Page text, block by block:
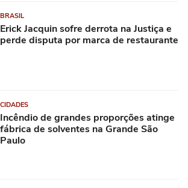
BRASIL
Erick Jacquin sofre derrota na Justiça e
perde disputa por marca de restaurante
CIDADES
Incêndio de grandes proporções atinge
fábrica de solventes na Grande São
Paulo